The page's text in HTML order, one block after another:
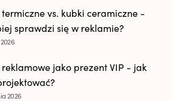
termiczne vs. kubki ceramiczne -
sprawdzi się w reklamie?
reklamowe jako prezent VIP - jak
2026